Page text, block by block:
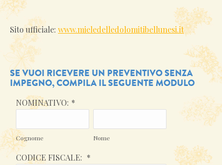
Sito ufficiale: www.mieledelledolomitibellunesi.it
SE VUOI RICEVERE UN PREVENTIVO SENZA
IMPEGNO, COMPILA IL SEGUENTE MODULO
NOMINATIVO: *
Cognome Nome
CODICE FISCALE: *